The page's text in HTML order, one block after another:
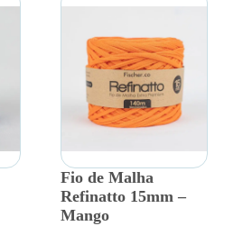
Fio de Malha
Refinatto 15mm –
Mango